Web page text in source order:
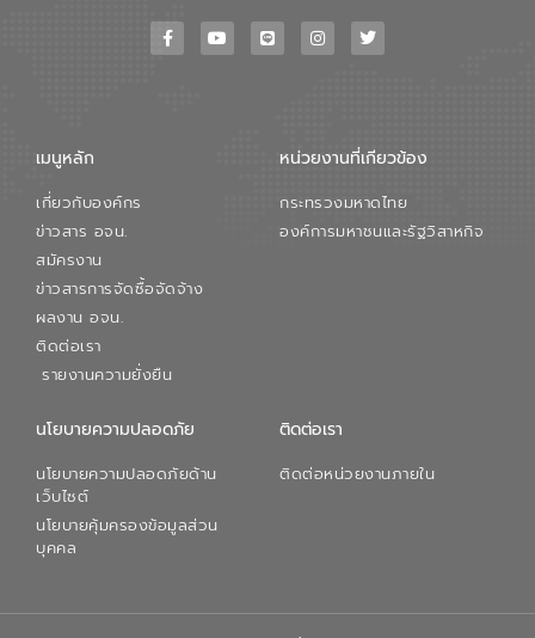
เมนูหลัก
เกี่ยวกับองค์กร
ข่าวสาร อจน.
สมัครงาน
ข่าวสารการจัดซื้อจัดจ้าง
ผลงาน อจน.
ติดต่อเรา
รายงานความยั่งยืน
หน่วยงานที่เกียวข้อง
กระทรวงมหาดไทย
องค์การมหาชนและรัฐวิสาหกิจ
นโยบายความปลอดภัย
นโยบายความปลอดภัยด้าน
เว็บไซต์
นโยบายคุ้มครองข้อมูลส่วน
บุคคล
ติดต่อเรา
ติดต่อหน่วยงานภายใน